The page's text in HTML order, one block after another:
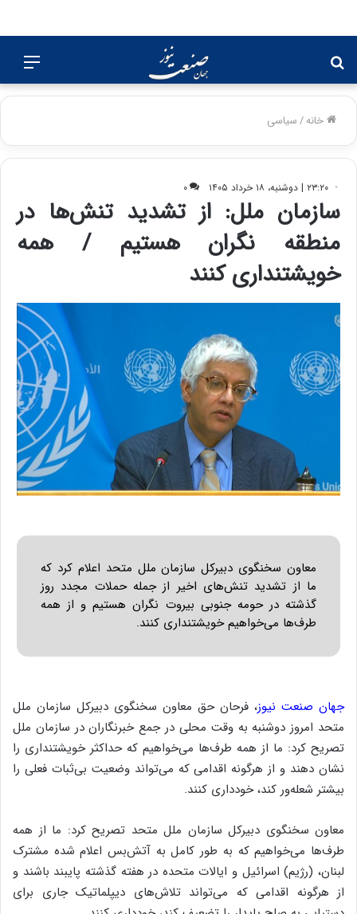
برای
خانه/سیاسی
۲۳:۲۰ | دوشنبه، ۱۸ خرداد ۱۴۰۵ ۰
سازمان ملل: از تشدید تنش‌ها در
منطقه نگران هستیم / همه
خویشتنداری کنند
معاون سخنگوی دبیرکل سازمان ملل متحد اعلام کرد که
ما از تشدید تنش‌های اخیر از جمله حملات مجدد روز
گذشته در حومه جنوبی بیروت نگران هستیم و از همه
طرف‌ها می‌خواهیم خویشتنداری کنند.
جهان صنعت نیوز، فرحان حق معاون سخنگوی دبیرکل سازمان ملل
متحد امروز دوشنبه به وقت محلی در جمع خبرنگاران در سازمان ملل
تصریح کرد: ما از همه طرف‌ها می‌خواهیم که حداکثر خویشتنداری را
نشان دهند و از هرگونه اقدامی که می‌تواند وضعیت بی‌ثبات فعلی را
بیشتر شعله‌ور کند، خودداری کنند.
معاون سخنگوی دبیرکل سازمان ملل متحد تصریح کرد: ما از همه
طرف‌ها می‌خواهیم که به طور کامل به آتش‌بس اعلام شده مشترک
لبنان، (رژیم) اسرائیل و ایالات متحده در هفته گذشته پایبند باشند و
از هرگونه اقدامی که می‌تواند تلاش‌های دیپلماتیک جاری برای